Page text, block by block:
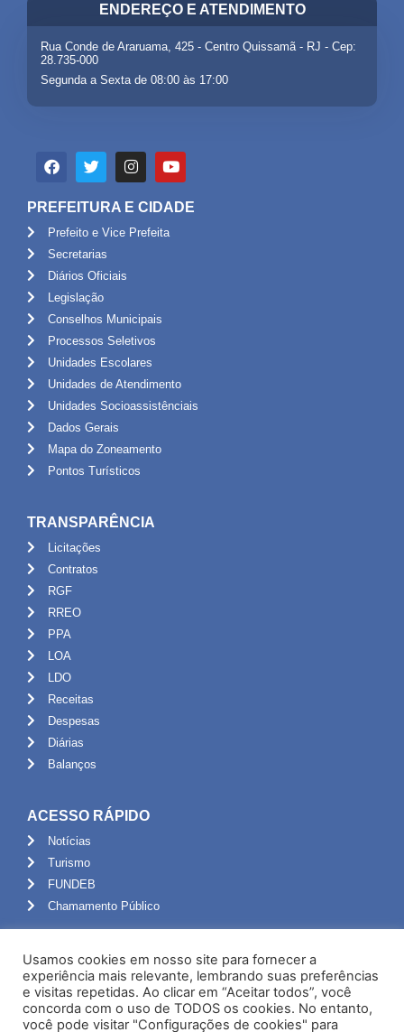
ENDEREÇO E ATENDIMENTO
Rua Conde de Araruama, 425 - Centro Quissamã - RJ - Cep:
28.735-000
Segunda a Sexta de 08:00 às 17:00
PREFEITURA E CIDADE
Prefeito e Vice Prefeita
Secretarias
Diários Oficiais
Legislação
Conselhos Municipais
Processos Seletivos
Unidades Escolares
Unidades de Atendimento
Unidades Socioassistênciais
Dados Gerais
Mapa do Zoneamento
Pontos Turísticos
TRANSPARÊNCIA
Licitações
Contratos
RGF
RREO
PPA
LOA
LDO
Receitas
Despesas
Diárias
Balanços
ACESSO RÁPIDO
Notícias
Turismo
FUNDEB
Chamamento Público
Portal do Servidor
Webmail
Administração
Usamos cookies em nosso site para fornecer a
experiência mais relevante, lembrando suas preferências
e visitas repetidas. Ao clicar em “Aceitar todos”, você
concorda com o uso de TODOS os cookies. No entanto,
você pode visitar "Configurações de cookies" para